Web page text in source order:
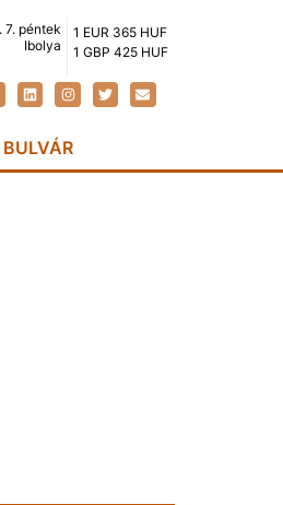
7. péntek
Ibolya
1 EUR 365 HUF
1 GBP 425 HUF
BULVÁR